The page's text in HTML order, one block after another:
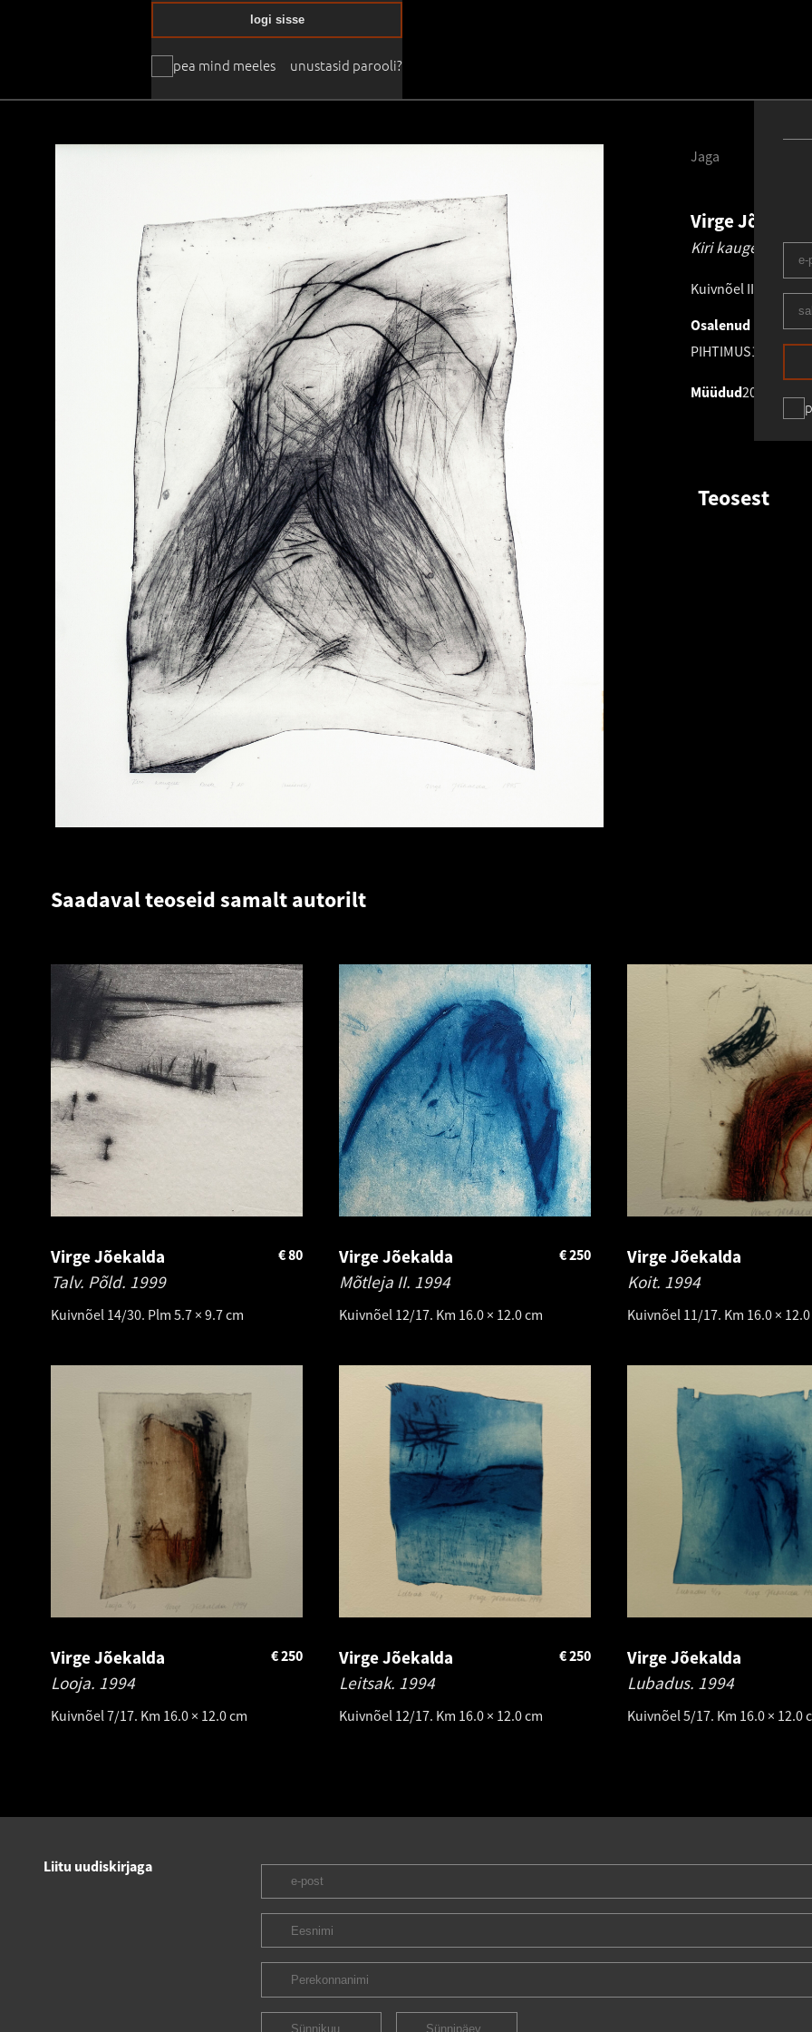
pea mind meeles
logi sisse
unustasid parooli?
Virge Jõekalda
Kiri kaugelt.
Kuivnõel IIAP 76.3
Osalenud näitusel
PIHTIMUS
Müüdud2025
Teosest
Jaga
Saadaval teoseid samalt autorilt
Virge Jõekalda
Talv. Põld. 1999
Kuivnõel 14/30. Plm 5.7 × 9.7 cm
80
€
Virge Jõekalda
Mõtleja II. 1994
Kuivnõel 12/17. Km 16.0 × 12.0 cm
250
€
Virge Jõekalda
Koit. 1994
Kuivnõel 11/17. Km 16.0 ×
Virge Jõekalda
Looja. 1994
Kuivnõel 7/17. Km 16.0 × 12.0 cm
250
€
Virge Jõekalda
Leitsak. 1994
Kuivnõel 12/17. Km 16.0 × 12.0 cm
250
€
Virge Jõekalda
Lubadus. 1994
Kuivnõel 5/17. Km 16.0 × 12.0
Liitu uudiskirjaga